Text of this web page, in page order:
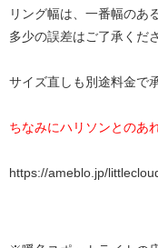
リング幅は、一番幅のあ
多少の誤差はご了承くださ
サイズ直しも別途料金で
ちなみにハリソンとのあ
https://ameblo.jp/